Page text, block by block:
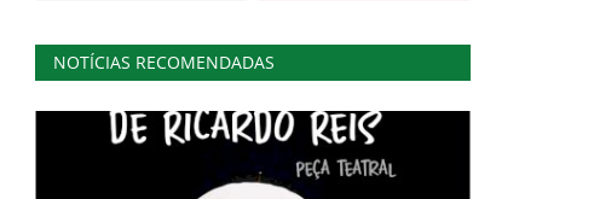
NOTÍCIAS RECOMENDADAS